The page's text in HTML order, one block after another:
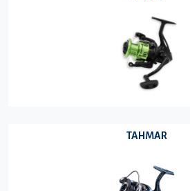
TAHMAR